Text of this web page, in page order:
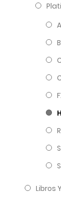
Libros